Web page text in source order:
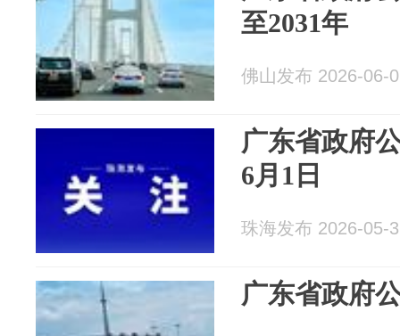
至2031年
佛山发布 2026-06-
广东省政府
6月1日
珠海发布 2026-05-
广东省政府